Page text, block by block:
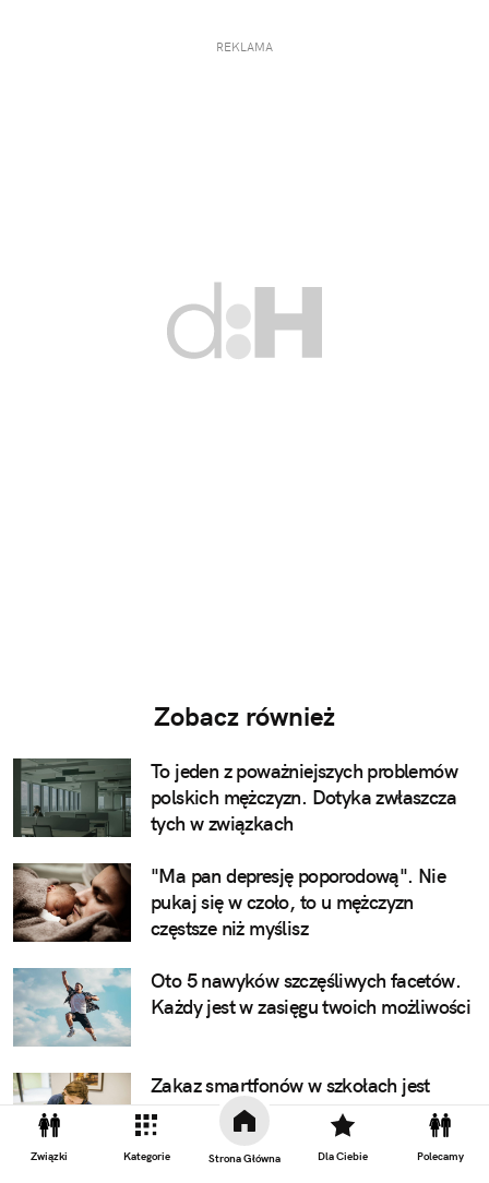
Związki Kategorie Strona Główna Dla Ciebie Polecamy
REKLAMA
Zobacz również
To jeden z poważniejszych problemów
polskich mężczyzn. Dotyka zwłaszcza
tych w związkach
"Ma pan depresję poporodową". Nie
pukaj się w czoło, to u mężczyzn
częstsze niż myślisz
Oto 5 nawyków szczęśliwych facetów.
Każdy jest w zasięgu twoich możliwości
Zakaz smartfonów w szkołach jest
potrzebny? Ten raport nie zostawia
złudzeń